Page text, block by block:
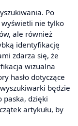
Po
wyświetli nie tylko
ale również
identyfikację
zdarza się, że
wizualna
hasło dotyczące
będzie
paska, dzięki
artykułu, by